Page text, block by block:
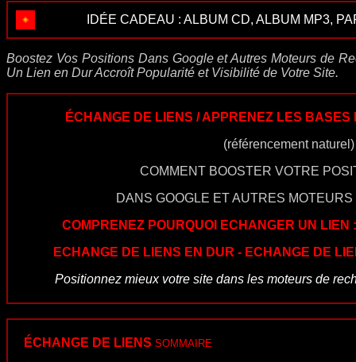
IDÉE CADEAU : ALBUM CD, ALBUM MP3,
Boostez Vos Positions Dans Google et Autres Moteurs de
Un Lien en Dur Accroît Popularité et Visibilité de Votre Site.
ÉCHANGE DE LIENS / APPRENEZ LES BASES
(référencement naturel)
COMMENT BOOSTER VOTRE
DANS GOOGLE ET AUTRES
COMPRENEZ POURQUOI ECHANGER UN LIEN
ECHANGE DE LIENS EN DUR - ECHANGE DE
Positionnez mieux votre site dans les moteurs de
ÉCHANGE DE LIENS SOMMAIRE